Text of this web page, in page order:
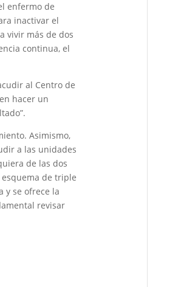
enfermo de
inactivar el
vivir más de dos
continua, el
al Centro de
hacer un
Asimismo,
a las unidades
de las dos
de triple
y se ofrece la
revisar